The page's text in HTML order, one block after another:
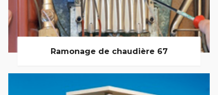
Ramonage de chaudière 67